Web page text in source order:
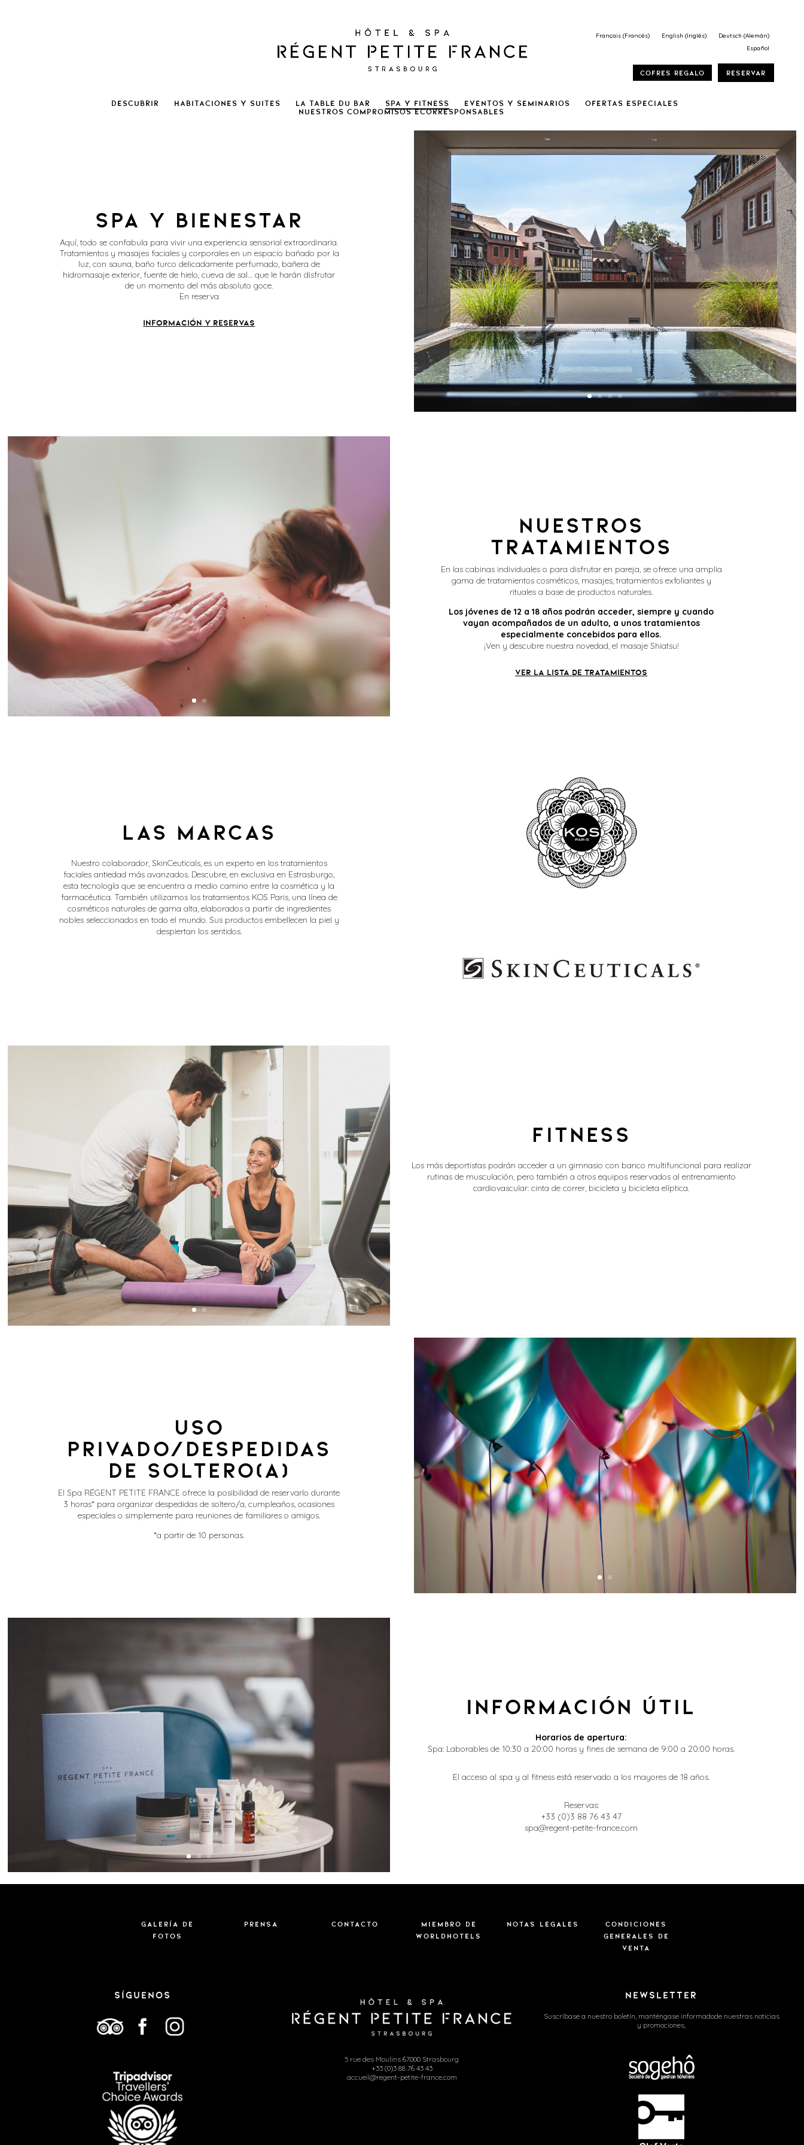
Descubrir Habitaciones y suites LA TABLE DU BAR Spa y Fitness Eventos y seminarios
OFERTAS ESPECIALES
NUESTROS COMPROMISOS ECORRESPONSABLES
Spa y bienestar
Aquí, todo se confabula para vivir una experiencia sensorial extraordinaria.
Tratamientos y masajes faciales y corporales en un espacio bañado por la
luz, con sauna, baño turco delicadamente perfumado, bañera de
hidromasaje exterior, fuente de hielo, cueva de sal… que le harán disfrutar
de un momento del más absoluto goce.
En reserva
Información y reservas
Nuestros
Tratamientos
En las cabinas individuales o para disfrutar en pareja, se ofrece una amplia
gama de tratamientos cosméticos, masajes, tratamientos exfoliantes y
rituales a base de productos naturales.
Los jóvenes de 12 a 18 años podrán acceder, siempre y cuando
vayan acompañados de un adulto, a unos tratamientos
especialmente concebidos para ellos.
¡Ven y descubre nuestra novedad, el masaje Shiatsu!
VER LA LISTA DE TRATAMIENTOS
Las Marcas
Nuestro colaborador, SkinCeuticals, es un experto en los tratamientos
faciales antiedad más avanzados. Descubre, en exclusiva en Estrasburgo,
esta tecnología que se encuentra a medio camino entre la cosmética y la
farmacéutica. También utilizamos los tratamientos KOS Paris, una línea de
cosméticos naturales de gama alta, elaborados a partir de ingredientes
nobles seleccionados en todo el mundo. Sus productos embellecen la piel y
despiertan los sentidos.
FITNESS
Los más deportistas podrán acceder a un gimnasio con banco multifuncional para realizar
rutinas de musculación, pero también a otros equipos reservados al entrenamiento
cardiovascular: cinta de correr, bicicleta y bicicleta elíptica.
Uso
Privado/despedidas
de soltero(a)
El Spa RÉGENT PETITE FRANCE ofrece la posibilidad de reservarlo durante
3 horas* para organizar despedidas de soltero/a, cumpleaños, ocasiones
especiales o simplemente para reuniones de familiares o amigos.
*a partir de 10 personas.
Información útil
Horarios de apertura:
Spa: Laborables de 10:30 a 20:00 horas y fines de semana de 9:00 a 20:00 horas.
El acceso al spa y al fitness está reservado a los mayores de 18 años.
Reservas:
+33 (0)3 88 76 43 47
spa@regent-petite-france.com
Français (Francés) English (Inglés) Deutsch (Alemán)
Español
Cofres regalo Reservar
Galería de
fotos
Prensa Contacto
MIEMBRO DE
WORLDHOTELS
Notas legales
CONDICIONES
GENERALES DE
VENTA
SÍGUENOS
5 rue des Moulins 67000 Strasbourg
+33 (0)3 88 76 43 43
accueil@regent-petite-france.com
NEWSLETTER
Suscríbase a nuestro boletín, manténgase informadode nuestras noticias
y promociones,